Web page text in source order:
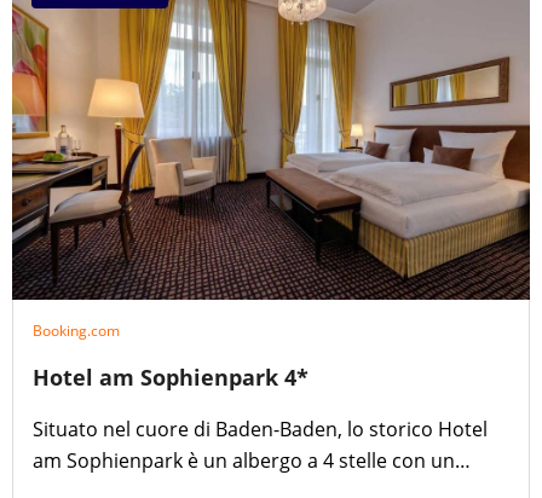
Booking.com
Hotel am Sophienpark 4*
Situato nel cuore di Baden-Baden, lo storico Hotel
am Sophienpark è un albergo a 4 stelle con un